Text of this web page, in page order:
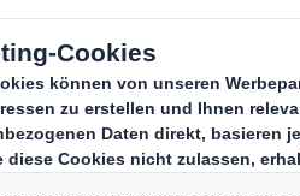
Derbilinguale
betriebswirtschaftliches
internationalen
Marketingansätze.